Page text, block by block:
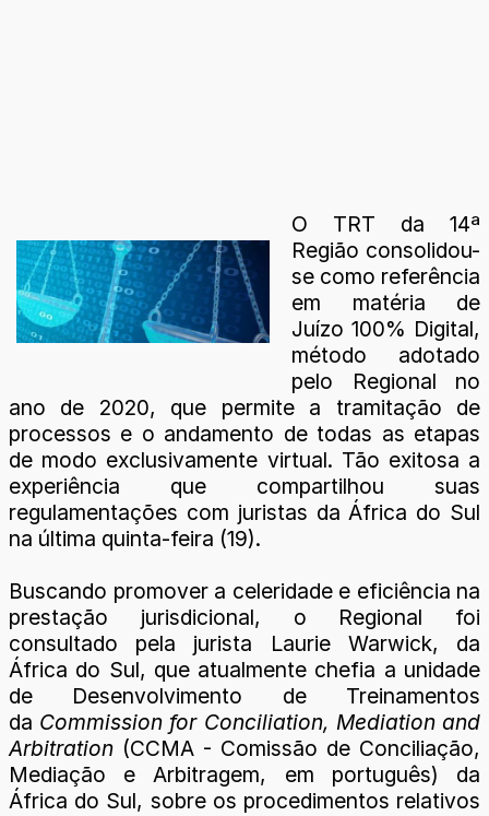
O TRT da 14ª
Região consolidou-
se como referência
em matéria de
Juízo 100% Digital,
método adotado
pelo Regional no
ano de 2020, que permite a tramitação de
processos e o andamento de todas as etapas
de modo exclusivamente virtual. Tão exitosa a
experiência que compartilhou suas
regulamentações com juristas da África do Sul
na última quinta-feira (19).
Buscando promover a celeridade e eficiência na
prestação jurisdicional, o Regional foi
consultado pela jurista Laurie Warwick, da
África do Sul, que atualmente chefia a unidade
de Desenvolvimento de Treinamentos
da Commission for Conciliation, Mediation and
Arbitration (CCMA - Comissão de Conciliação,
Mediação e Arbitragem, em português) da
África do Sul, sobre os procedimentos relativos